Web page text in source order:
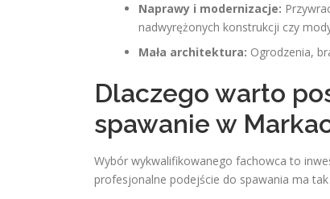
Naprawy i modernizacje:
nadwyrężonych konstrukcji czy
Mała architektura: Ogrodzenia,
Dlaczego warto
spawanie w
Wybór wykwalifikowanego fachowca to
profesjonalne podejście do spawania ma